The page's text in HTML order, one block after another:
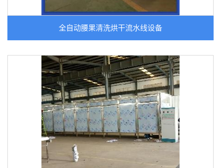
全自动腰果清洗烘干流水线设备